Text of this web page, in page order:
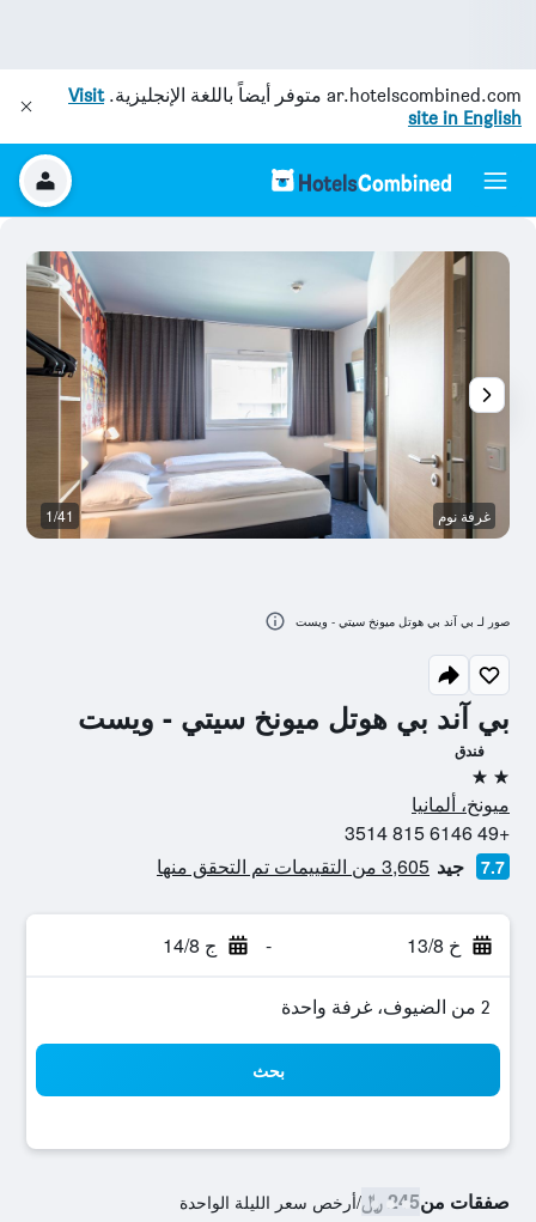
ar.hotelscombined.com متوفر أيضاً باللغة الإنجليزية.Visit
site in English
بي آند بي هوتل ميونخ سيتي - ويست
فندق
2 نجمتين
ميونخ، ألمانيا
+49 6146 815 3514
7.7 جيد 3,605 من التقييمات تم التحقق منها
خ 13/8 - ج 14/8
2 من الضيوف، غرفة واحدة
بحث
صفقات من245 ﷼ /أرخص سعر الليلة الواحدة
غرفة نوم 1/41
صور لـ بي آند بي هوتل ميونخ سيتي - ويست